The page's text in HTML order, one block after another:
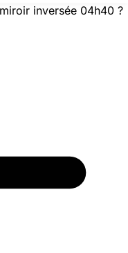
inversée 04h40 ?